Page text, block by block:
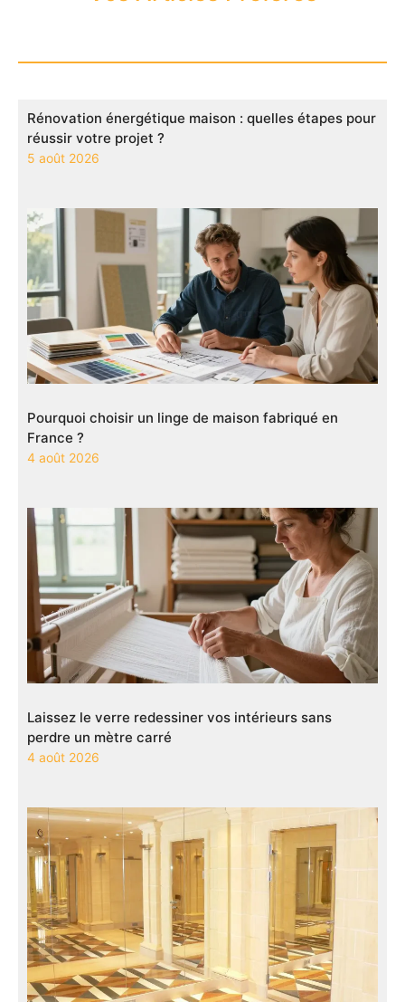
Rénovation énergétique maison : quelles étapes pour
réussir votre projet ?
5 août 2026
Pourquoi choisir un linge de maison fabriqué en
France ?
4 août 2026
Laissez le verre redessiner vos intérieurs sans
perdre un mètre carré
4 août 2026